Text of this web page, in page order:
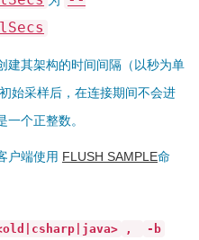
建其架构的时间间隔（以秒为单
始采样后，在连接期间不会进
个正整数。
户端使用 FLUSH SAMPLE命
, -b